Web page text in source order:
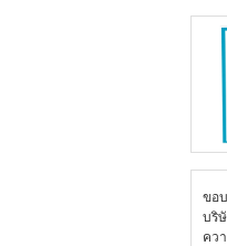
ขอ
บริ
คว